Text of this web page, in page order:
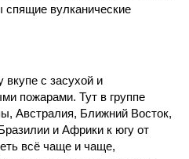
спящие вулканические
с засухой и
пожарами. Тут в группе
Австралия, Ближний Восток,
и Африки к югу от
всё чаще и чаще,